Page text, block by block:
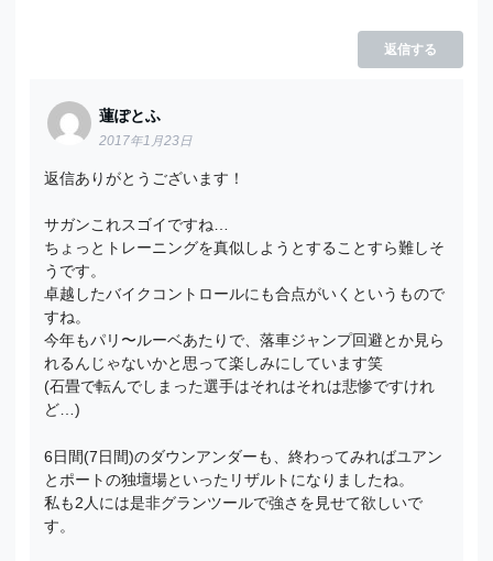
返信する
蓮ぽとふ
2017年1月23日
返信ありがとうございます！
サガンこれスゴイですね…
ちょっとトレーニングを真似しようとすることすら難しそ
うです。
卓越したバイクコントロールにも合点がいくというもので
すね。
今年もパリ〜ルーベあたりで、落車ジャンプ回避とか見ら
れるんじゃないかと思って楽しみにしています笑
(石畳で転んでしまった選手はそれはそれは悲惨ですけれ
ど…)
6日間(7日間)のダウンアンダーも、終わってみればユアン
とポートの独壇場といったリザルトになりましたね。
私も2人には是非グランツールで強さを見せて欲しいで
す。